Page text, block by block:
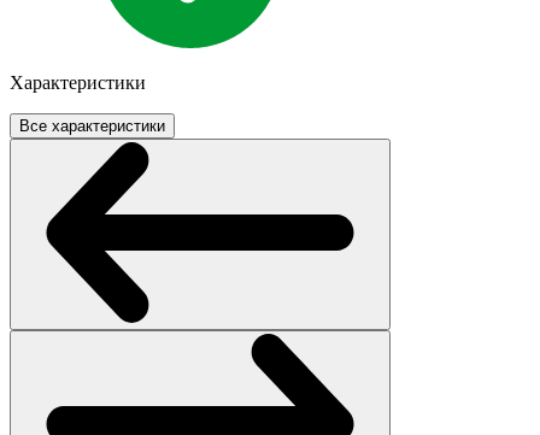
Характеристики
Все характеристики